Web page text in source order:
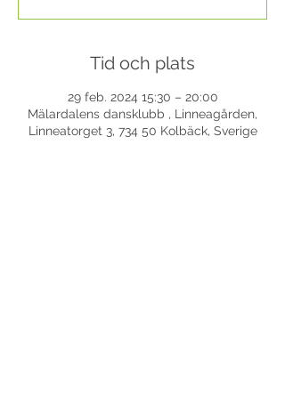
Tid och plats
29 feb. 2024 15:30 – 20:00
Mälardalens dansklubb , Linneagården,
Linneatorget 3, 734 50 Kolbäck, Sverige